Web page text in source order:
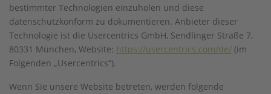
bestimmter Technologien einzuholen und diese
datenschutzkonform zu dokumentieren. Anbieter dieser
Technologie ist die Usercentrics GmbH, Sendlinger Straße 7,
80331 München, Website: https://usercentrics.com/de/ (im
Folgenden „Usercentrics“).
Wenn Sie unsere Website betreten, werden folgende